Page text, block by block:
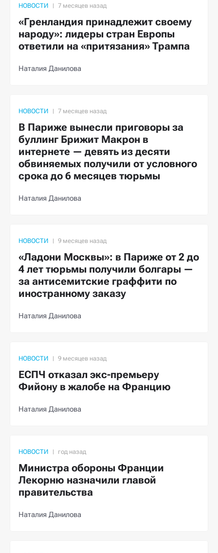
НОВОСТИ
«Гренландия принадлежит своему
народу»: лидеры стран Европы
ответили на «притязания» Трампа
Наталия Данилова
НОВОСТИ
В Париже вынесли приговоры за
буллинг Брижит Макрон в
интернете — девять из десяти
обвиняемых получили от условного
срока до 6 месяцев тюрьмы
Наталия Данилова
НОВОСТИ
«Ладони Москвы»: в Париже от 2 до
4 лет тюрьмы получили болгары —
за антисемитские граффити по
иностранному заказу
Наталия Данилова
НОВОСТИ
ЕСПЧ отказал экс-премьеру
Фийону в жалобе на Францию
Наталия Данилова
НОВОСТИ
Министра обороны Франции
Лекорню назначили главой
правительства
Наталия Данилова